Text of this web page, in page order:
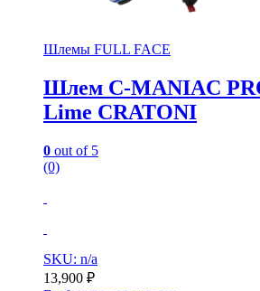
Шлемы FULL FACE
Шлем C-MANIAC
Lime CRATONI
0 out of 5
(0)
SKU: n/a
13,900 ₽